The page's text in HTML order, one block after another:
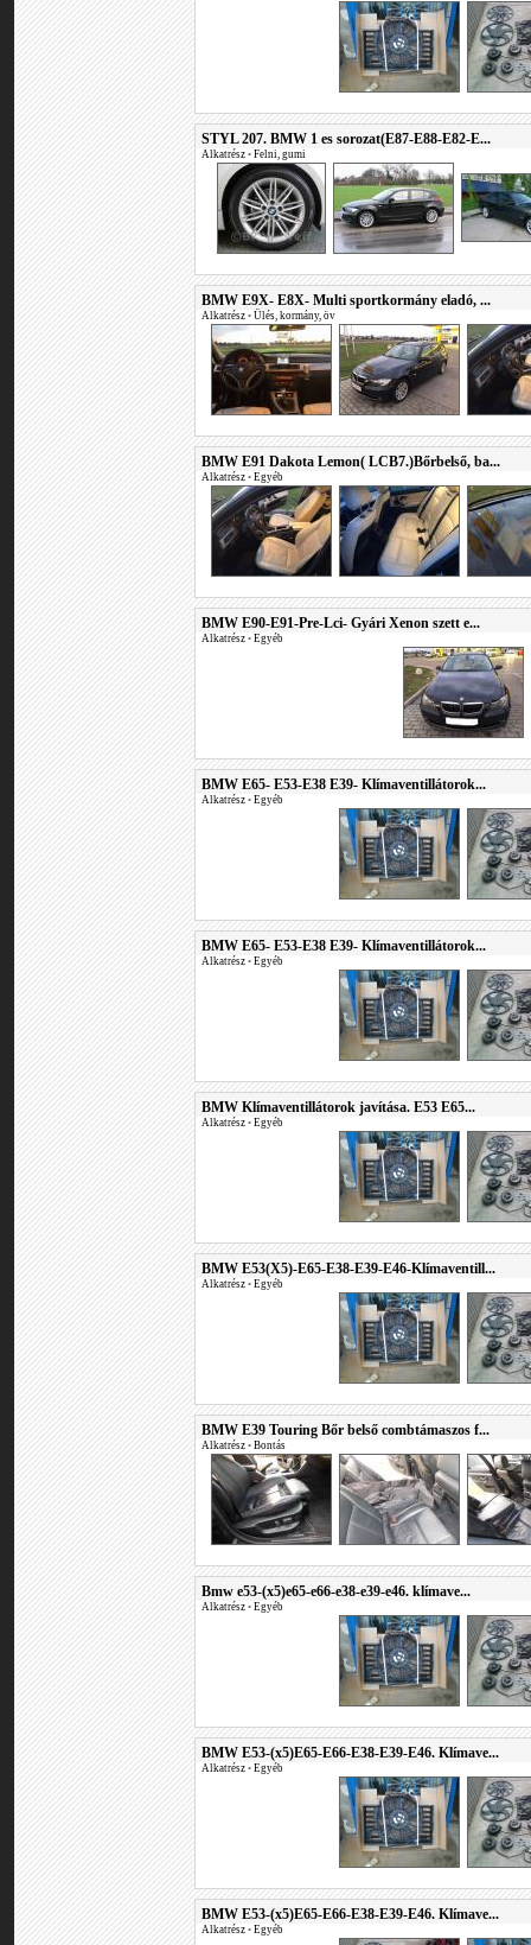
STYL 207. BMW 1 es sorozat(E87-E88-E82-E...
Alkatrész • Felni, gumi
BMW E9X- E8X- Multi sportkormány eladó, ...
Alkatrész • Ülés, kormány, öv
BMW E91 Dakota Lemon( LCB7.)Bőrbelső, ba...
Alkatrész • Egyéb
BMW E90-E91-Pre-Lci- Gyári Xenon szett e...
Alkatrész • Egyéb
BMW E65- E53-E38 E39- Klímaventillátorok...
Alkatrész • Egyéb
BMW E65- E53-E38 E39- Klímaventillátorok...
Alkatrész • Egyéb
BMW Klímaventillátorok javítása. E53 E65...
Alkatrész • Egyéb
BMW E53(X5)-E65-E38-E39-E46-Klímaventill...
Alkatrész • Egyéb
BMW E39 Touring Bőr belső combtámaszos f...
Alkatrész • Bontás
Bmw e53-(x5)e65-e66-e38-e39-e46. klímave...
Alkatrész • Egyéb
BMW E53-(x5)E65-E66-E38-E39-E46. Klímave...
Alkatrész • Egyéb
BMW E53-(x5)E65-E66-E38-E39-E46. Klímave...
Alkatrész • Egyéb